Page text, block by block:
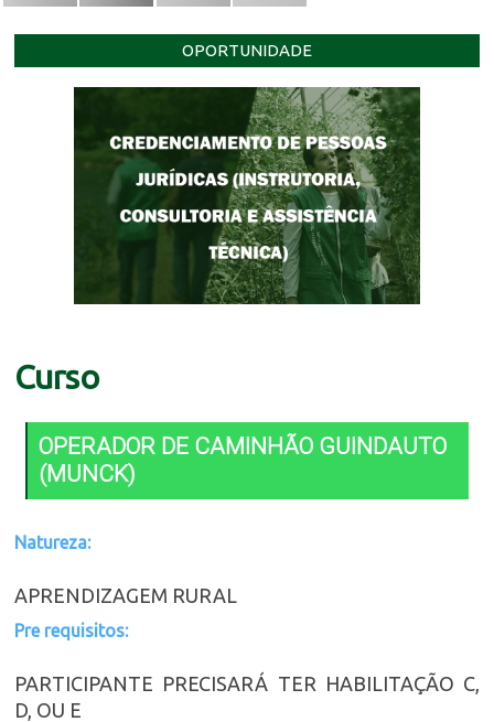
OPORTUNIDADE
Curso
OPERADOR DE CAMINHÃO GUINDAUTO
(MUNCK)
Natureza:
APRENDIZAGEM RURAL
Pre requisitos:
PARTICIPANTE PRECISARÁ TER HABILITAÇÃO C,
D, OU E